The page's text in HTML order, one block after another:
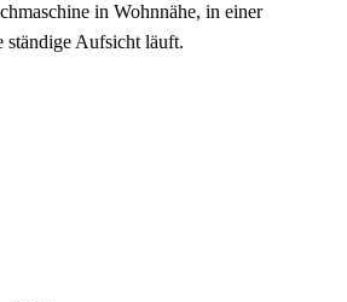
in Wohnnähe, in einer
Aufsicht läuft.